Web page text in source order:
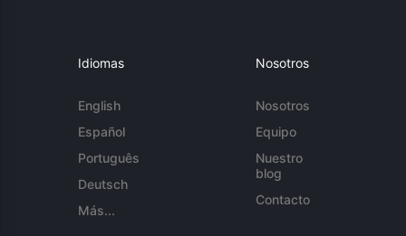
Idiomas
English
Español
Português
Deutsch
Más...
Nosotros
Nosotros
Equipo
Nuestro
blog
Contacto